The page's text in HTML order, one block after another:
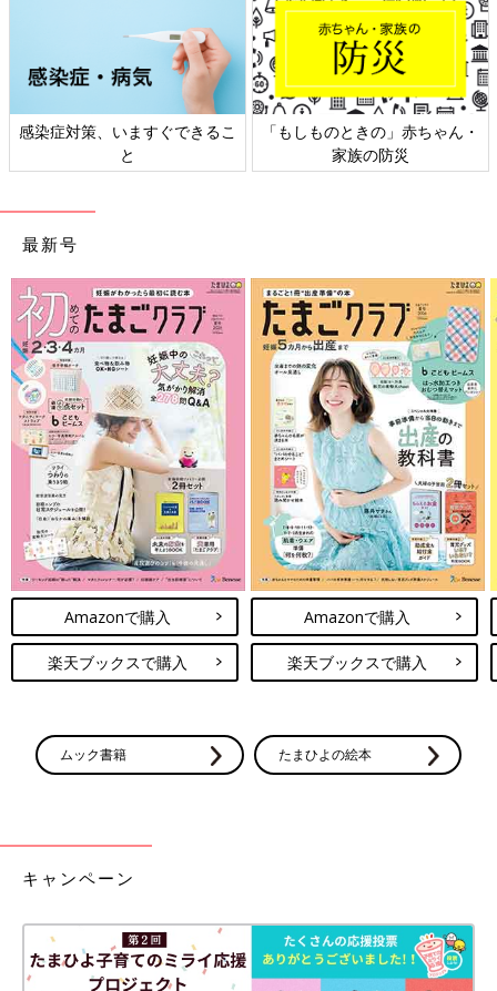
日本外来小児科学会リーフレッ
ト検討会
六星占術 細木かおりさんの人生
相談
最新号
Amazonで購入
楽天ブックスで購入
Amazonで購入
楽天ブックスで購入
ムック書籍 たまひよの絵本
キャンペーン